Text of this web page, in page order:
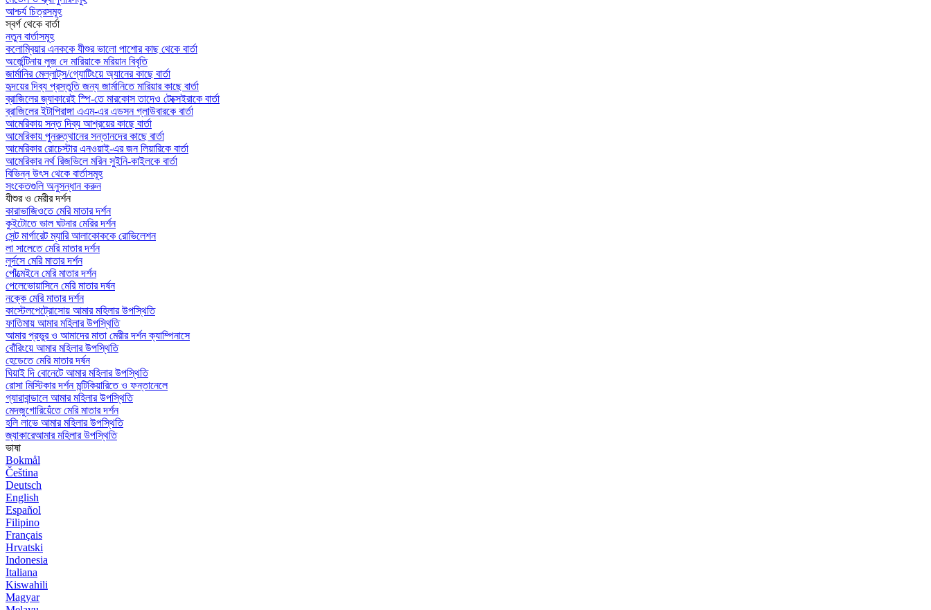
আশ্চর্য চিত্রসমূহ
স্বর্গ থেকে বার্তা
নতুন বার্তাসমূহ
কলোম্বিয়ার এনককে যীশুর ভালো পাশোর কাছ থেকে বার্তা
অর্জেন্টিনায় লুজ দে মারিয়াকে মরিয়ান বিবৃতি
জার্মানির মেল্লাট্‌স/গ্যোটিংয়ে অ্যানের কাছে বার্তা
হৃদয়ের দিব্য প্রস্তুতি জন্য জার্মানিতে মারিয়ার কাছে বার্তা
ব্রাজিলের জ্যাকারেই স্পি-তে মারকোস তাদেও টেক্সেইরাকে বার্তা
ব্রাজিলের ইটাপিরাঙ্গা এএম-এর এডসন গ্লাউবারকে বার্তা
আমেরিকায় সন্ত দিব্য আশ্রয়ের কাছে বার্তা
আমেরিকায় পুনরুত্থানের সন্তানদের কাছে বার্তা
আমেরিকার রোচেস্টার এনওয়াই-এর জন লিয়ারিকে বার্তা
আমেরিকার নর্থ রিজভিলে মরিন সুইনি-কাইলকে বার্তা
বিভিন্ন উৎস থেকে বার্তাসমূহ
সংকেতগুলি অনুসন্ধান করুন
যীশুর ও মেরীর দর্শন
কারাভাজিওতে মেরি মাতার দর্শন
কুইটোতে ভাল ঘটনার মেরির দর্শন
সেন্ট মার্গারেট ম্যারি আলাকোককে রোভিলেশন
লা সালেতে মেরি মাতার দর্শন
লুর্দসে মেরি মাতার দর্শন
পোঁত্মেইনে মেরি মাতার দর্শন
পেলেভোয়াসিনে মেরি মাতার দর্ষন
নক্কে মেরি মাতার দর্শন
কাস্টেলপেট্রোসোয় আমার মহিলার উপস্থিতি
ফাতিমায় আমার মহিলার উপস্থিতি
আমার প্রভুর ও আমাদের মাতা মেরীর দর্শন ক্যাম্পিনাসে
বোঁরিংয়ে আমার মহিলার উপস্থিতি
হেডেতে মেরি মাতার দর্ষন
ঘিয়াই দি বোনেটে আমার মহিলার উপস্থিতি
রোসা মিস্টিকার দর্শন মন্টিকিয়ারিতে ও ফন্তানেলে
গ্যারাবান্ডালে আমার মহিলার উপস্থিতি
মেদজুগোরিয়েঁতে মেরি মাতার দর্শন
হলি লাভে আমার মহিলার উপস্থিতি
জ্যাকারেআমার মহিলার উপস্থিতি
ভাষা
Bokmål
Čeština
Deutsch
English
Español
Filipino
Français
Hrvatski
Indonesia
Italiana
Kiswahili
Magyar